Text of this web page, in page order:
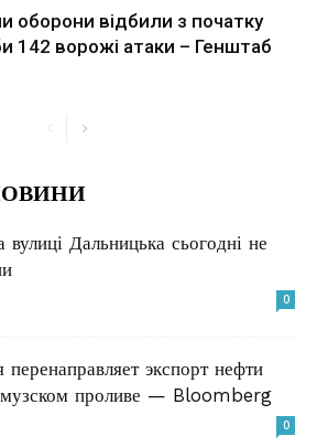
оборони відбили з початку
142 ворожі атаки – Генштаб
Дальницька сьогодні не
0
экспорт нефти
проливе — Bloomberg
0